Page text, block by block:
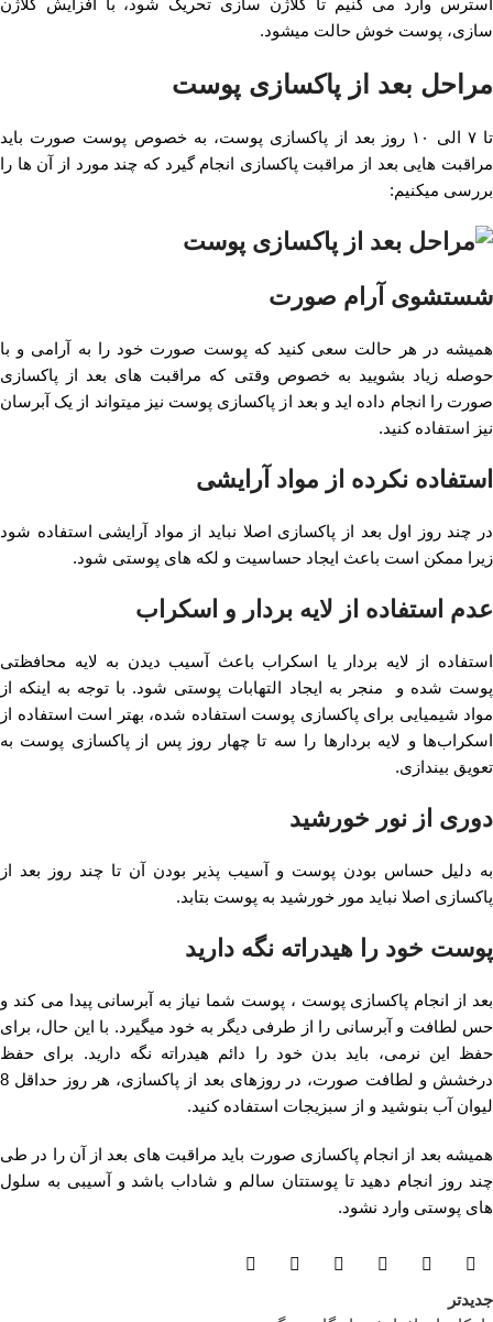
استرس وارد می کنیم تا کلاژن سازی تحریک شود، با افزایش کلاژن
سازی، پوست خوش حالت میشود.
مراحل بعد از پاکسازی پوست
تا ۷ الی ۱۰ روز بعد از پاکسازی پوست، به خصوص پوست صورت باید
مراقبت هایی بعد از مراقبت پاکسازی انجام گیرد که چند مورد از آن ها را
بررسی میکنیم:
شستشوی آرام صورت
همیشه در هر حالت سعی کنید که پوست صورت خود را به آرامی و با
حوصله زیاد بشویید به خصوص وقتی که مراقبت های بعد از پاکسازی
صورت را انجام داده اید و بعد از پاکسازی پوست نیز میتواند از یک آبرسان
نیز استفاده کنید.
استفاده نکرده از مواد آرایشی
در چند روز اول بعد از پاکسازی اصلا نباید از مواد آرایشی استفاده شود
زیرا ممکن است باعث ایجاد حساسیت و لکه های پوستی شود.
عدم استفاده از لایه بردار و اسکراب
استفاده از لایه بردار یا اسکراب باعث آسیب دیدن به لایه‌ محافظتی
پوست شده و منجر به ایجاد التهابات پوستی شود. با توجه به اینکه از
مواد شیمیایی برای پاکسازی پوست استفاده شده، بهتر است استفاده از
اسکراب‌ها و لایه بردارها را سه تا چهار روز پس از پاکسازی پوست به
تعویق بیندازی.
دوری از نور خورشید
به دلیل حساس بودن پوست و آسیب پذیر بودن آن تا چند روز بعد از
پاکسازی اصلا نباید مور خورشید به پوست بتابد.
پوست خود را هیدراته نگه دارید
بعد از انجام پاکسازی پوست ، پوست شما نیاز به آبرسانی پیدا می کند و
حس لطافت و آبرسانی را از طرفی دیگر به خود میگیرد. با این حال، برای
حفظ این نرمی، باید بدن خود را دائم هیدراته نگه دارید. برای حفظ
درخشش و لطافت صورت، در روزهای بعد از پاکسازی، هر روز حداقل 8
لیوان آب بنوشید و از سبزیجات استفاده کنید.
همیشه بعد از انجام پاکسازی صورت باید مراقبت های بعد از آن را در طی
چند روز انجام دهید تا پوستتان سالم و شاداب باشد و آسیبی به سلول
های پوستی وارد نشود.
جدیدتر